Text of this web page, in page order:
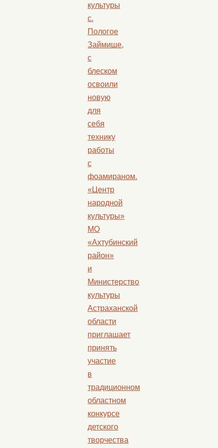
культуры
с.
Пологое
Займище,
с
блеском
освоили
новую
для
себя
технику
работы
с
фоамираном.
«Центр
народной
культуры»
МО
«Ахтубинский
район»
и
Министерство
культуры
Астраханской
области
приглашает
принять
участие
в
традиционном
областном
конкурсе
детского
творчества